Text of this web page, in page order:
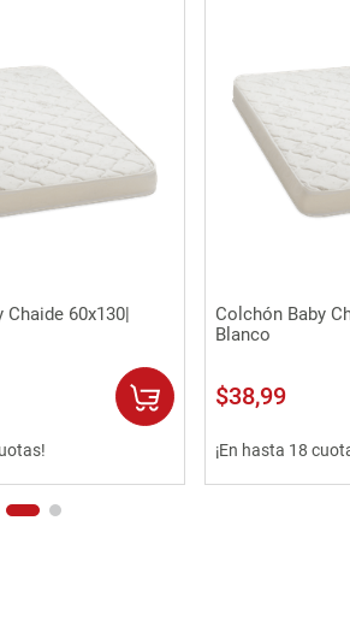
rápida
Chaide 60x130|
Colchón Baby
Blanco
$38,99
¡En hasta 18